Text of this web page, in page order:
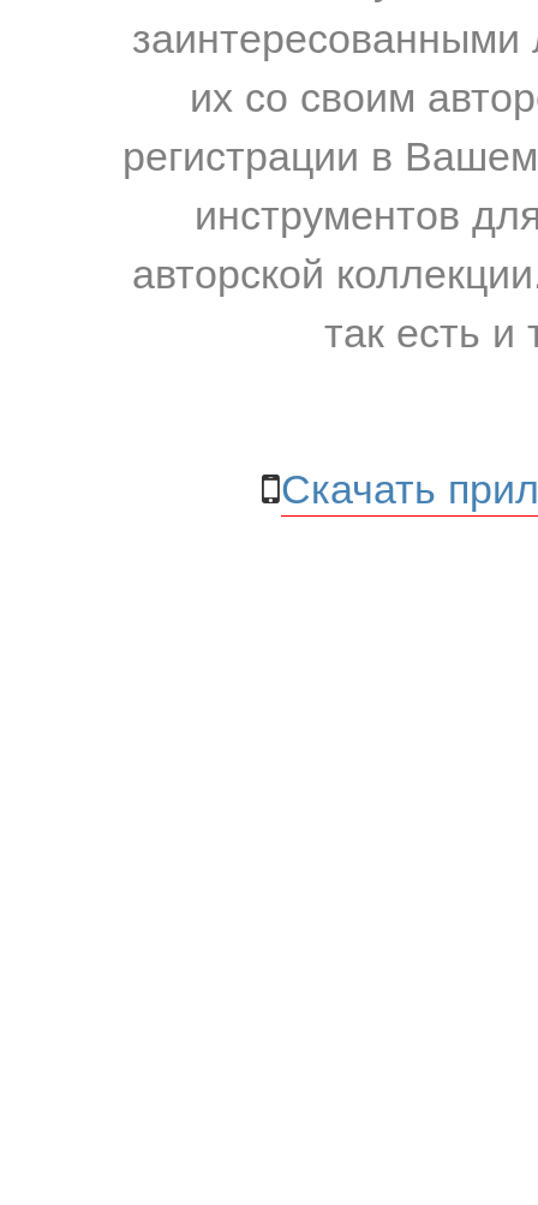
их со своим
регистрации в
инструментов
авторской
так есть и
Скачать